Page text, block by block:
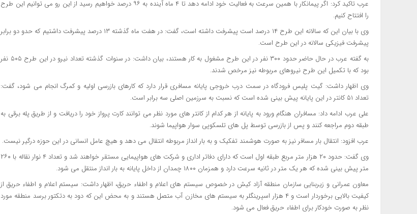
عرب تاکید کرد: اگر پیمانکار با همین سرعت به فعالیت خود ادامه دهد تا ۴ ماه آینده به ۹۶ درصد خواهیم رسید از این رو می توانیم این طرح
را افتتاح کنیم.
وی با بیان این که سالانه این طرح ۱۴ درصد است پیشرفت داشته است، گفت: در هفت ماه گذشته ۱۳ درصد پیشرفت داشتیم که حدو دو برابر
پیشرفت فیزیکی سالانه در این طرح است.
به گفته عرب در حال حاضر حدود ۳۰۰ نفر در این طرح مشغول به کار هستند، بیان داشت: در سنوات گذشته تعداد نیرو در این طرح ۵۰۵ نفر
بود که با تکمیل این طرح نیروهای مربوطه نیز مرخص شدند.
وی اظهار داشت: گیت پلیس فرودگاه در سمت درب خروجی پایانه مسافری قرار دارد که کارهای بازرسی اولیه و کمرگ انجام می شود، گفت:
تعداد ۵۱ کانتر در این پایانه پیش بینی شده است که نسبت به سرزمین اصلی سه برابر است.
علی عرب ادامه داد: مسافران هنگام ورود به پایانه از هر کدام از کانتر های مورد نظر می توانند کارت پرواز خود را دریافت و از طریق پله برقی به
طبقه دوم مراجعه کنند و پس از بازرسی توسط پل های تلسکوپی سوار هواپیما شوند.
عرب افزود: انتقال بار مسافر نیز به صورت هوشمند تفکیک و به بار انداز مربوطه انتقال می دهد و هیچ عامل انسانی در این حوزه درگیر نیست.
وی گفت: حدود ۲۰ هزار متر مربع طبقه اول است که دارای دفاتر اداری و شرکت های هواپیمایی مستقر خواهند شد و تعداد ۴ نوار نقاله با ۲۶۰
متر پیش بینی شده که هر یک متر در ثانیه سرعت دارد و همزمان ۱۸۰۰ چمدان از داخل پایانه به بار انداز منتقل می شود.
معاون عمرانی و زیربنایی سازمان منطقه آزاد کیش در خصوص سیستم های اعلام و اطفاء حریق، اظهار داشت: سیستم اعلام و اطفاء حریق از
کیفیت بالایی برخوردار است و ۴ هزار اسپرینگلر به سیستم های مخازن آب متصل هستند و به محض این که دود به دتکتور برسد منطقه مورد
نظر به صورت خودکار برای اطفاء حریق فعال می شود.